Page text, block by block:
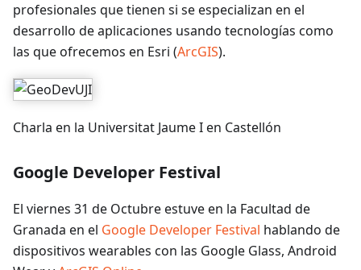
profesionales que tienen si se especializan en el
desarrollo de aplicaciones usando tecnologías como
las que ofrecemos en Esri (ArcGIS).
Charla en la Universitat Jaume I en Castellón
Google Developer Festival
El viernes 31 de Octubre estuve en la Facultad de
Granada en el Google Developer Festival hablando de
dispositivos wearables con las Google Glass, Android